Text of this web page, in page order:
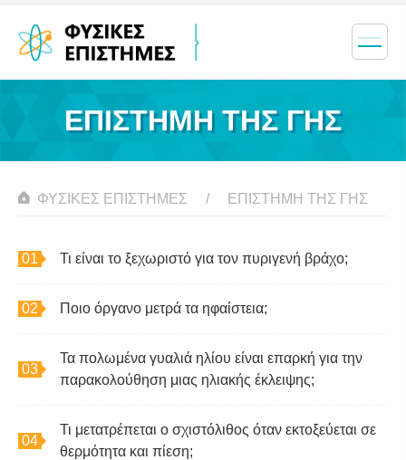
ΕΠΙΣΤΉΜΗ ΤΗΣ ΓΗΣ
ΦΥΣΙΚΈΣ ΕΠΙΣΤΉΜΕΣ ΕΠΙΣΤΉΜΗ ΤΗΣ ΓΗΣ
Τι είναι το ξεχωριστό για τον πυριγενή βράχο;
Ποιο όργανο μετρά τα ηφαίστεια;
Τα πολωμένα γυαλιά ηλίου είναι επαρκή για την
παρακολούθηση μιας ηλιακής έκλειψης;
Τι μετατρέπεται ο σχιστόλιθος όταν εκτοξεύεται σε
θερμότητα και πίεση;